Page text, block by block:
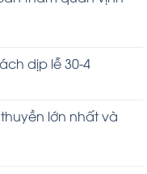
dịp lễ 30-4
lớn nhất và